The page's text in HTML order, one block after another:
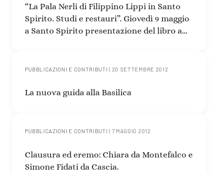
“La Pala Nerli di Filippino Lippi in Santo
Spirito. Studi e restauri”. Giovedì 9 maggio
a Santo Spirito presentazione del libro a
PUBBLICAZIONI E CONTRIBUTI | 20 SETTEMBRE 2012
La nuova guida alla Basilica
PUBBLICAZIONI E CONTRIBUTI | 7 MAGGIO 2012
Clausura ed eremo: Chiara da Montefalco e
Simone Fidati da Cascia.